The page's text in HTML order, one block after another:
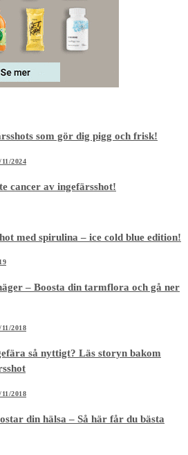
som gör dig pigg och frisk!
11/2024
cancer av ingefärsshot!
med spirulina – ice cold blue edition!
– Boosta din tarmflora och gå ner
11/2018
så nyttigt? Läs storyn bakom
11/2018
din hälsa – Så här får du bästa